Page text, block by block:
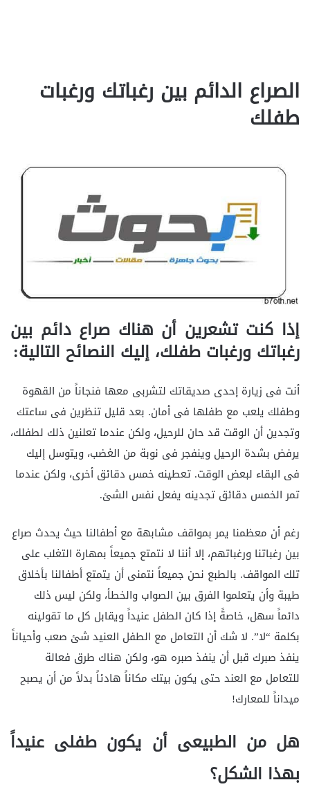
الصراع الدائم بين رغباتك ورغبات
طفلك
إذا كنت تشعرين أن هناك صراع دائم بين
رغباتك ورغبات طفلك، إليك النصائح التالية:
أنت فى زيارة إحدى صديقاتك لتشربى معها فنجاناً من القهوة
وطفلك يلعب مع طفلها فى أمان. بعد قليل تنظرين فى ساعتك
وتجدين أن الوقت قد حان للرحيل، ولكن عندما تعلنين ذلك لطفلك،
يرفض بشدة الرحيل وينفجر فى نوبة من الغضب، ويتوسل إليك
فى البقاء لبعض الوقت. تعطينه خمس دقائق أخرى، ولكن عندما
تمر الخمس دقائق تجدينه يفعل نفس الشئ.
رغم أن معظمنا يمر بمواقف مشابهة مع أطفالنا حيث يحدث صراع
بين رغباتنا ورغباتهم، إلا أننا لا نتمتع جميعاً بمهارة التغلب على
تلك المواقف. بالطبع نحن جميعاً نتمنى أن يتمتع أطفالنا بأخلاق
طيبة وأن يتعلموا الفرق بين الصواب والخطأ، ولكن ليس ذلك
دائماً سهل، خاصةً إذا كان الطفل عنيداً ويقابل كل ما تقولينه
بكلمة “لا”. لا شك أن التعامل مع الطفل العنيد شئ صعب وأحياناً
ينفذ صبرك قبل أن ينفذ صبره هو، ولكن هناك طرق فعالة
للتعامل مع العند حتى يكون بيتك مكاناً هادئاً بدلاً من أن يصبح
ميداناً للمعارك!
هل من الطبيعى أن يكون طفلى عنيداً
بهذا الشكل؟